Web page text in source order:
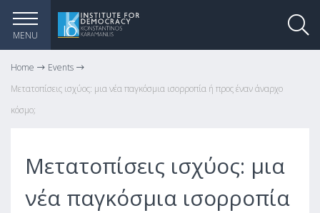
MENU
Home
Events
Μετατοπίσεις ισχύος: μια νέα παγκόσμια ισορροπία ή προς έναν άναρχο
κόσμο;
Μετατοπίσεις ισχύος: μια
νέα παγκόσμια ισορροπία